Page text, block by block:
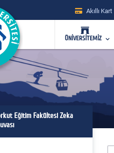
Akıllı Kart
ÜNİVERSİTEMİZ
Eğitim Fakültesi Zeka